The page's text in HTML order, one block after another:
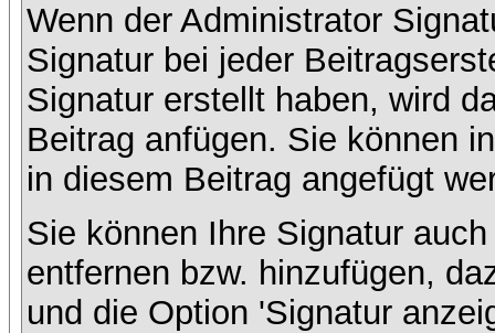
Wenn der Administrator
Signatur bei jeder
Signatur erstellt haben, wird
Beitrag anfügen. Sie können
in diesem Beitrag angefügt
Sie können Ihre Signatur
entfernen bzw. hinzufügen,
und die Option 'Signatur